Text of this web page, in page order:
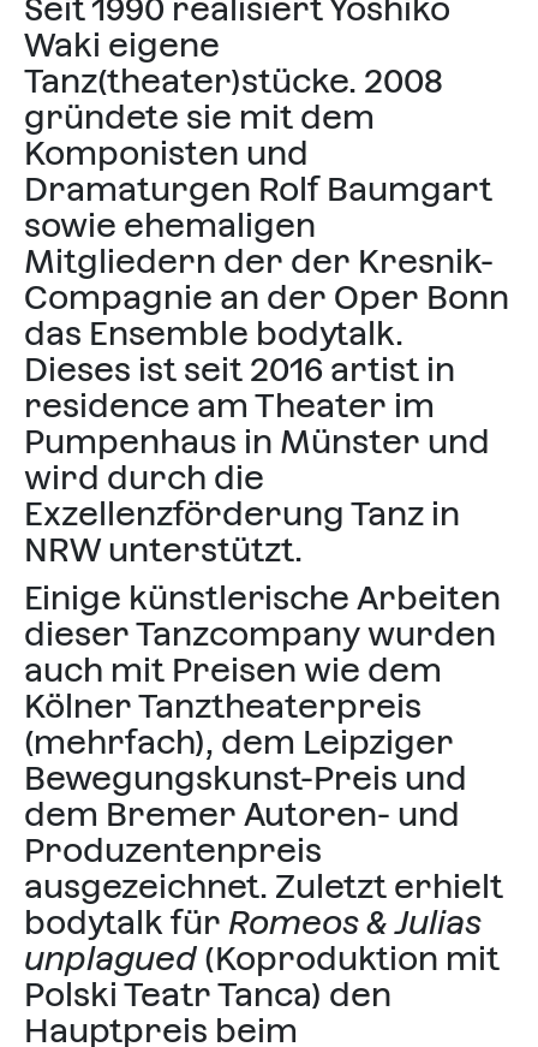
Seit 1990 realisiert Yoshiko
Waki eigene
Tanz(theater)stücke. 2008
gründete sie mit dem
Komponisten und
Dramaturgen Rolf Baumgart
sowie ehemaligen
Mitgliedern der der Kresnik-
Compagnie an der Oper Bonn
das Ensemble bodytalk.
Dieses ist seit 2016 artist in
residence am Theater im
Pumpenhaus in Münster und
wird durch die
Exzellenzförderung Tanz in
NRW unterstützt.
Einige künstlerische Arbeiten
dieser Tanzcompany wurden
auch mit Preisen wie dem
Kölner Tanztheaterpreis
(mehrfach), dem Leipziger
Bewegungskunst-Preis und
dem Bremer Autoren- und
Produzentenpreis
ausgezeichnet. Zuletzt erhielt
bodytalk für Romeos & Julias
unplagued (Koproduktion mit
Polski Teatr Tanca) den
Hauptpreis beim